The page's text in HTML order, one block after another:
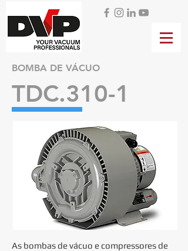
BOMBA DE VÁCUO
TDC.310-1
As bombas de vácuo e compressores de